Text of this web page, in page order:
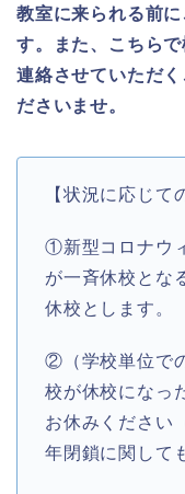
教室に来られる前
す。また、こちら
連絡させていただ
ださいませ。
【状況に応じて
①新型コロナウ
が一斉休校とな
休校とします。
②（学校単位で
校が休校になっ
お休みください
年閉鎖に関して